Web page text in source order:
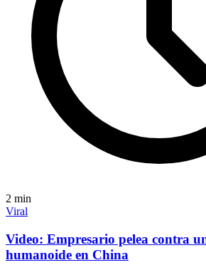
2 min
Viral
Video: Empresario pelea contra
humanoide en China